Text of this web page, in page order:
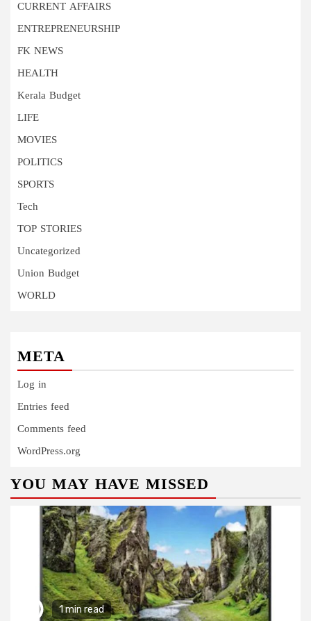
CURRENT AFFAIRS
ENTREPRENEURSHIP
FK NEWS
HEALTH
Kerala Budget
LIFE
MOVIES
POLITICS
SPORTS
Tech
TOP STORIES
Uncategorized
Union Budget
WORLD
META
Log in
Entries feed
Comments feed
WordPress.org
YOU MAY HAVE MISSED
1 min read